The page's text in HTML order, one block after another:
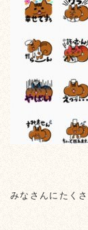
みなさんにたく